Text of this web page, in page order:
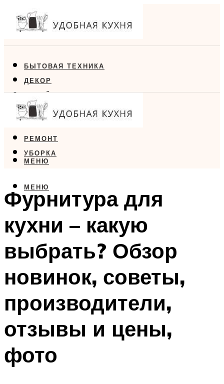
БЫТОВАЯ ТЕХНИКА
ДЕКОР
ДИЗАЙН
ЕДА
РЕМОНТ
УБОРКА
МЕНЮ
МЕНЮ
Фурнитура для
кухни – какую
выбрать? Обзор
новинок, советы,
производители,
отзывы и цены,
фото